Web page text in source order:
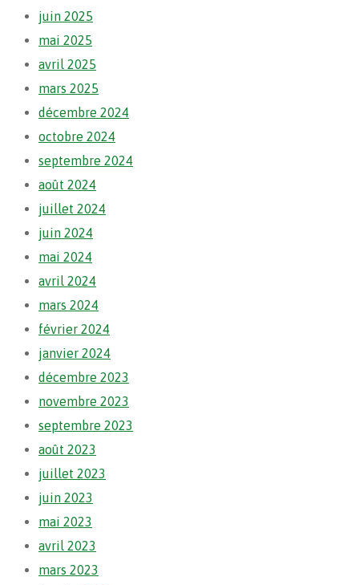
juin 2025
mai 2025
avril 2025
mars 2025
décembre 2024
octobre 2024
septembre 2024
août 2024
juillet 2024
juin 2024
mai 2024
avril 2024
mars 2024
février 2024
janvier 2024
décembre 2023
novembre 2023
septembre 2023
août 2023
juillet 2023
juin 2023
mai 2023
avril 2023
mars 2023